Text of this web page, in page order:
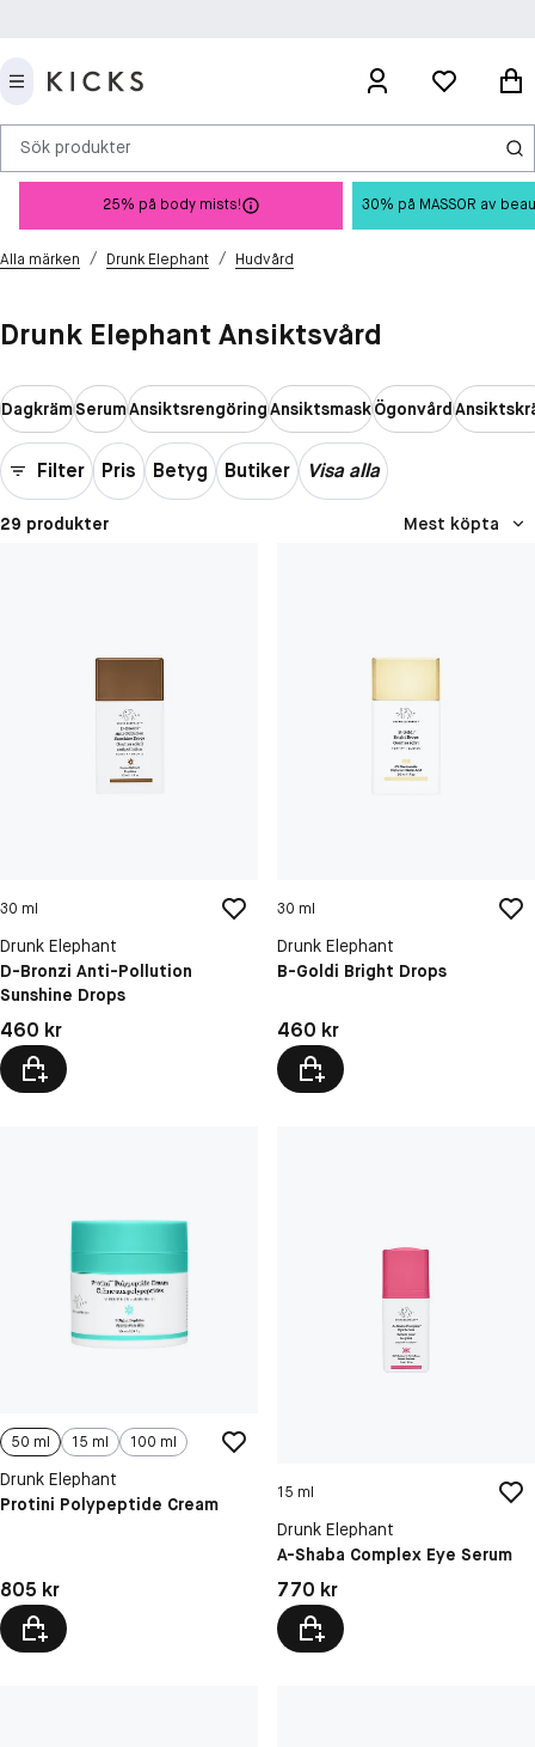
Sök produkter
25% på body mists! 30% på MASSOR av
Alla märken / Drunk Elephant / Hudvård
Drunk Elephant Ansiktsvård
DagkrämSerumAnsiktsrengöringAnsiktsmaskÖgonvård
Filter Pris Betyg Butiker Visa alla
29 produkter Mest köpta
30 ml
Drunk Elephant
D-Bronzi Anti-Pollution
Sunshine Drops
Pris: 460 kr
460 kr
30 ml
Drunk Elephant
B-Goldi Bright Drops
Pris: 460 kr
460 kr
50 ml 15 ml 100 ml
Drunk Elephant
Protini Polypeptide Cream
Pris: 805 kr
805 kr
15 ml
Drunk Elephant
A-Shaba Complex Eye Serum
Pris: 770 kr
770 kr